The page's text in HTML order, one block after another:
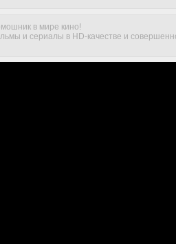
в мире кино!
и сериалы в HD-качестве и